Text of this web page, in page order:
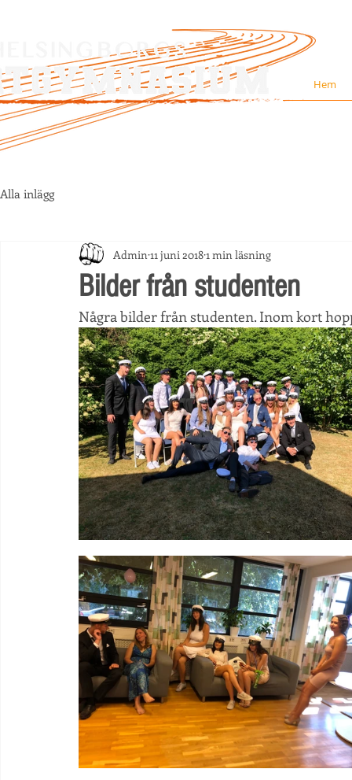
Hem
Alla inlägg
Bilder från studenten
Admin 11 juni 20181 min läsning
Några bilder från studenten. Inom kort